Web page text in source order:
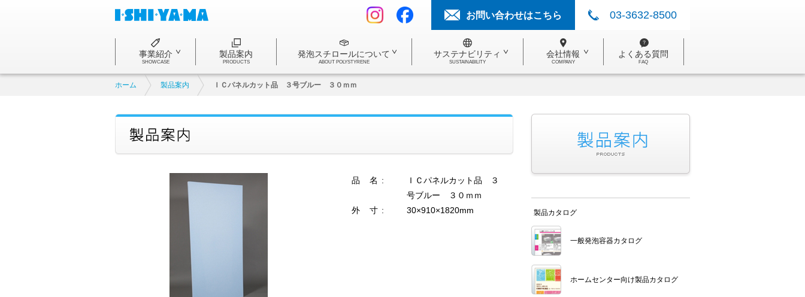
お問い合わせはこちら 03-3632-8500
事業紹介
SHOWCASE
製品案内
PRODUCTS
発泡スチロールについて
ABOUT POLYSTYRENE
サステナビリティ
SUSTAINABILITY
会社情報
COMPANY
よくある質問
FAQ
ホーム 製品案内 ＩＣパネルカット品 ３号ブルー ３０ｍｍ
品 名 :
ＩＣパネルカット品 ３
号ブルー ３０ｍｍ
外 寸 :
30×910×1820mm 製品カタログ
一般発泡容器カタログ
ホームセンター向け製品カタログ